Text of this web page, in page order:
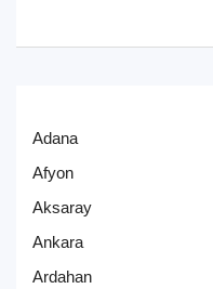
Adana
Afyon
Aksaray
Ankara
Ardahan